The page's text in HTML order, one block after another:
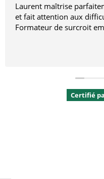
Laurent maîtrise
et fait attention aux
Formateur de surcroit
Certifié